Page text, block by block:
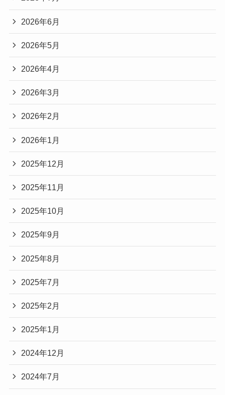
2026年6月
2026年5月
2026年4月
2026年3月
2026年2月
2026年1月
2025年12月
2025年11月
2025年10月
2025年9月
2025年8月
2025年7月
2025年2月
2025年1月
2024年12月
2024年7月